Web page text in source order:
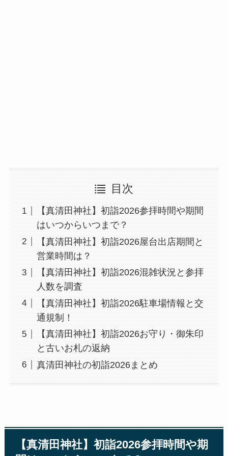
目次
【真清田神社】初詣2026参拝時間や期間
はいつからいつまで？
【真清田神社】初詣2026屋台出店期間と
営業時間は？
【真清田神社】初詣2026混雑状況と参拝
人数を調査
【真清田神社】初詣2026駐車場情報と交
通規制！
【真清田神社】初詣2026お守り・御朱印
と古いお札の返納
真清田神社の初詣2026まとめ
【真清田神社】初詣2026参拝時間や期